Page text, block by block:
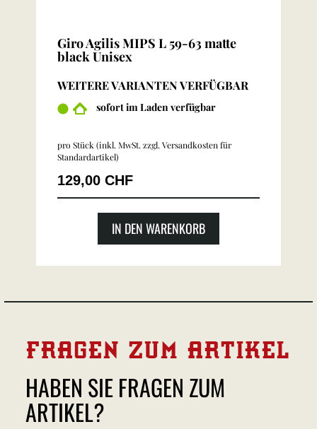
Giro Agilis MIPS L 59-63 matte
black Unisex
WEITERE VARIANTEN VERFÜGBAR
sofort im Laden verfügbar
pro Stück (inkl. MwSt. zzgl. Versandkosten für
Standardartikel)
129,00 CHF
IN DEN WARENKORB
FRAGEN ZUM ARTIKEL
HABEN SIE FRAGEN ZUM
ARTIKEL?